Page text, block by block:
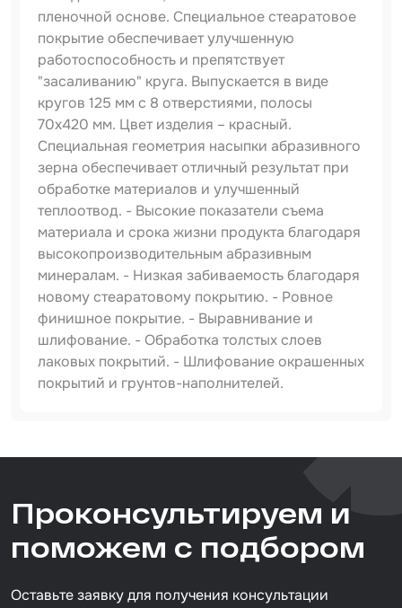
пленочной основе. Специальное стеаратовое
покрытие обеспечивает улучшенную
работоспособность и препятствует
"засаливанию" круга. Выпускается в виде
кругов 125 мм с 8 отверстиями, полосы
70х420 мм. Цвет изделия – красный.
Специальная геометрия насыпки абразивного
зерна обеспечивает отличный результат при
обработке материалов и улучшенный
теплоотвод. - Высокие показатели съема
материала и срока жизни продукта благодаря
высокопроизводительным абразивным
минералам. - Низкая забиваемость благодаря
новому стеаратовому покрытию. - Ровное
финишное покрытие. - Выравнивание и
шлифование. - Обработка толстых слоев
лаковых покрытий. - Шлифование окрашенных
покрытий и грунтов-наполнителей.
абразивный круг
Размер / диаметр / объём
D=125 мм
Проконсультируем и
поможем с подбором
Оставьте заявку для получения консультации